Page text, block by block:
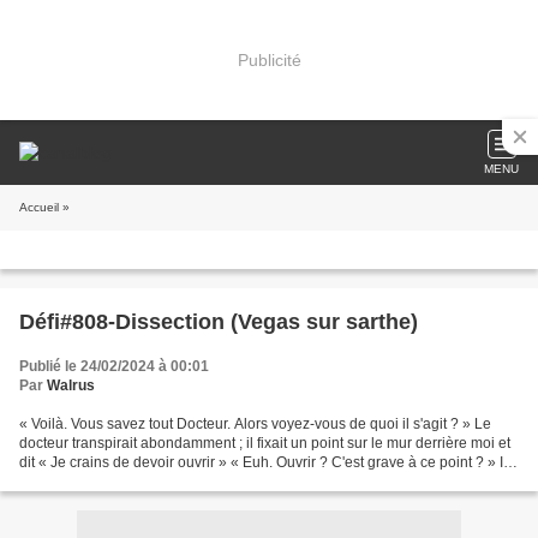
Publicité
MENU
Accueil »
Défi#808-Dissection (Vegas sur sarthe)
Publié le 24/02/2024 à 00:01
Par Walrus
« Voilà. Vous savez tout Docteur. Alors voyez-vous de quoi il s'agit ? » Le
docteur transpirait abondamment ; il fixait un point sur le mur derrière moi et
dit « Je crains de devoir ouvrir » « Euh. Ouvrir ? C'est grave à ce point ? » Il